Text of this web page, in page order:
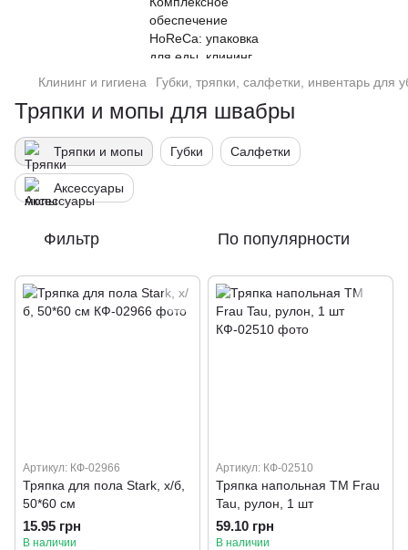
Клининг и гигиена Губки, тряпки, салфетки, инвентарь для
Тряпки и мопы для швабры
Тряпки и мопы Губки Салфетки
Аксессуары
Фильтр По популярности
Артикул: КФ-02966
Тряпка для пола Stark, х/б,
50*60 см
15.95 грн
В наличии
Артикул: КФ-02510
Тряпка напольная ТМ Frau
Tau, рулон, 1 шт
59.10 грн
В наличии